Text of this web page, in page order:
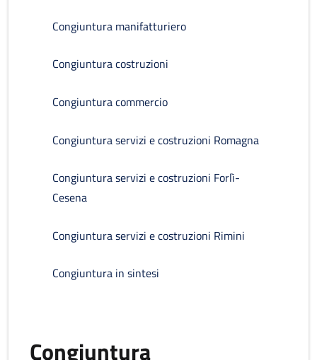
Congiuntura manifatturiero
Congiuntura costruzioni
Congiuntura commercio
Congiuntura servizi e costruzioni Romagna
Congiuntura servizi e costruzioni Forlì-
Cesena
Congiuntura servizi e costruzioni Rimini
Congiuntura in sintesi
Congiuntura